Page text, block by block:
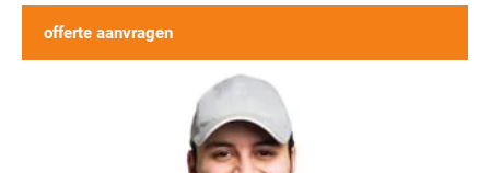
offerte aanvragen